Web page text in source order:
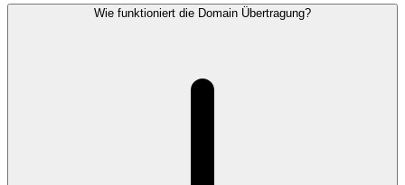
Wie funktioniert die Domain Übertragung?